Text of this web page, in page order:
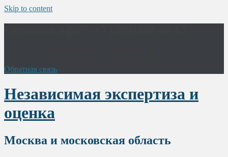
Skip to content
Обратная связь
Независимая экспертиза и
оценка
Москва и московская область